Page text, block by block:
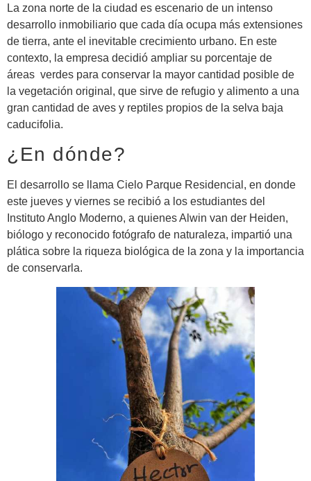
La zona norte de la ciudad es escenario de un intenso
desarrollo inmobiliario que cada día ocupa más extensiones
de tierra, ante el inevitable crecimiento urbano. En este
contexto, la empresa decidió ampliar su porcentaje de
áreas verdes para conservar la mayor cantidad posible de
la vegetación original, que sirve de refugio y alimento a una
gran cantidad de aves y reptiles propios de la selva baja
caducifolia.
¿En dónde?
El desarrollo se llama Cielo Parque Residencial, en donde
este jueves y viernes se recibió a los estudiantes del
Instituto Anglo Moderno, a quienes Alwin van der Heiden,
biólogo y reconocido fotógrafo de naturaleza, impartió una
plática sobre la riqueza biológica de la zona y la importancia
de conservarla.